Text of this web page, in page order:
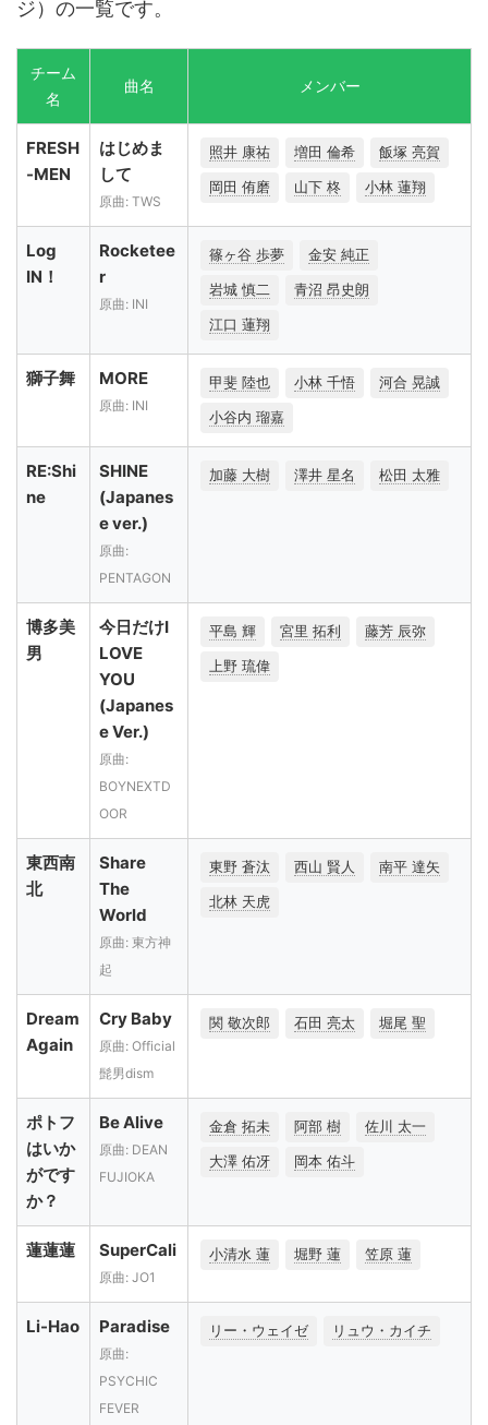
ジ）の一覧です。
チーム
名
曲名 メンバー
FRESH
-MEN
はじめま
して
原曲: TWS
照井 康祐 増田 倫希 飯塚 亮賀
岡田 侑磨 山下 柊 小林 蓮翔
Log
IN！
Rocketee
r
原曲: INI
篠ヶ谷 歩夢 金安 純正
岩城 慎二 青沼 昂史朗
江口 蓮翔
獅子舞 MORE
原曲: INI
甲斐 陸也 小林 千悟 河合 晃誠
小谷内 瑠嘉
RE:Shi
ne
SHINE
(Japanes
e ver.)
原曲:
PENTAGON
加藤 大樹 澤井 星名 松田 太雅
博多美
男
今日だけI
LOVE
YOU
(Japanes
e Ver.)
原曲:
BOYNEXTD
OOR
平島 輝 宮里 拓利 藤芳 辰弥
上野 琉偉
東西南
北
Share
The
World
原曲: 東方神
起
東野 蒼汰 西山 賢人 南平 達矢
北林 天虎
Dream
Again
Cry Baby
原曲: Official
髭男dism
関 敬次郎 石田 亮太 堀尾 聖
ポトフ
はいか
がです
か？
Be Alive
原曲: DEAN
FUJIOKA
金倉 拓未 阿部 樹 佐川 太一
大澤 佑冴 岡本 佑斗
蓮蓮蓮 SuperCali
原曲: JO1
小清水 蓮 堀野 蓮 笠原 蓮
Li-Hao Paradise
原曲:
PSYCHIC
FEVER
リー・ウェイゼ リュウ・カイチ